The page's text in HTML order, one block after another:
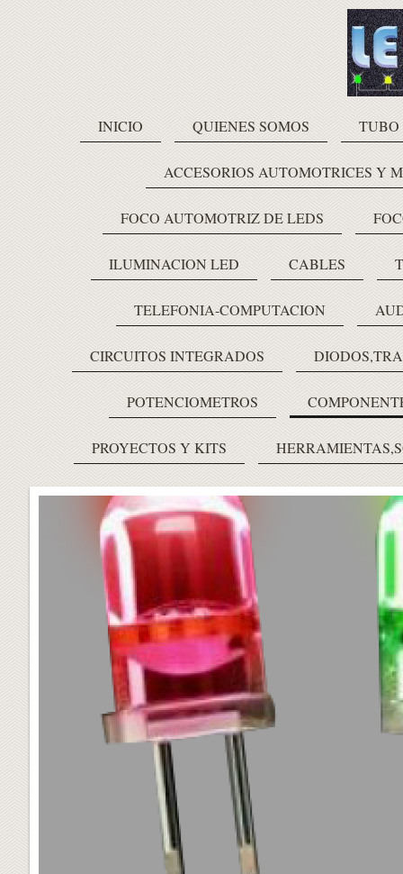
INICIO QUIENES SOMOS TUBO
ACCESORIOS AUTOMOTRICES Y
FOCO AUTOMOTRIZ DE LEDS
ILUMINACION LED CABLES
TELEFONIA-COMPUTACION
CIRCUITOS INTEGRADOS
POTENCIOMETROS
PROYECTOS Y KITS